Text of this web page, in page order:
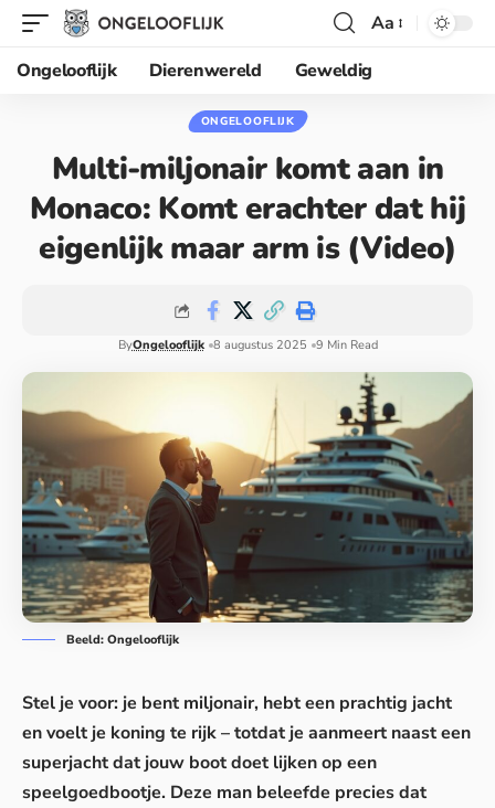
Aa
Ongelooflijk
Dierenwereld Geweldig
ONGELOOFLIJK
Multi-miljonair komt aan in
Monaco: Komt erachter dat hij
eigenlijk maar arm is (Video)
ByOngelooflijk 8 augustus 2025 9 Min Read
Beeld: Ongelooflijk
Stel je voor: je bent miljonair, hebt een prachtig jacht
en voelt je koning te rijk – totdat je aanmeert naast een
superjacht dat jouw boot doet lijken op een
speelgoedbootje. Deze man beleefde precies dat